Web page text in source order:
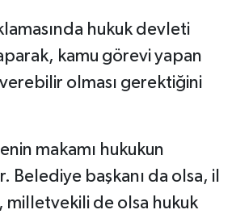
hukuk devleti
kamu görevi yapan
olması gerektiğini
makamı hukukun
Belediye başkanı da olsa, il
milletvekili de olsa hukuk